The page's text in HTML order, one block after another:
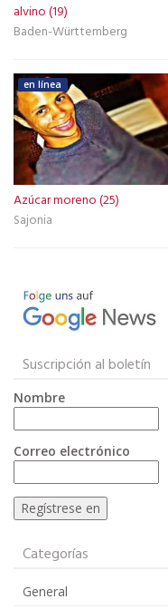
alvino (19)
Baden-Württemberg
en línea
Azúcar moreno (25)
Sajonia
Suscripción al boletín
Nombre
Correo electrónico
Categorías
General